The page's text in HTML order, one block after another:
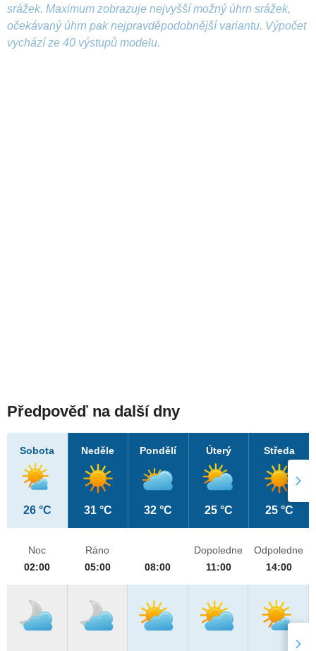
srážek. Maximum zobrazuje nejvyšší možný úhrn srážek,
očekávaný úhrn pak nejpravděpodobnější variantu. Výpočet
vychází ze 40 výstupů modelu.
Předpověď na další dny
Sobota
26 °C
Neděle
31 °C
Pondělí
32 °C
Úterý
25 °C
Středa
25 °C
Noc
02:00
Ráno
05:00
08:00
Dopoledne
11:00
Odpoledne
14:00